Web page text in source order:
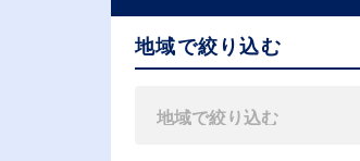
地域で絞り込む